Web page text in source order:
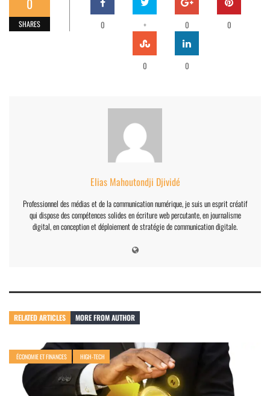
SHARES 0 + 0 0
0 0
Elias Mahoutondji Djividé
Professionnel des médias et de la communication numérique, je suis un esprit créatif
qui dispose des compétences solides en écriture web percutante, en journalisme
digital, en conception et déploiement de stratégie de communication digitale.
RELATED ARTICLES MORE FROM AUTHOR
ÉCONOMIE ET FINANCES HIGH-TECH